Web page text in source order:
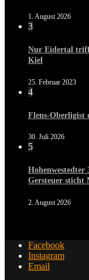
1. August 2026
3
Nur Eidertal
Kiel
25. Februar 2023
4
Flens-Oberligist
30. Juli 2026
5
Gersteuer sticht
2. August 2026
Facebook
Instagram
Email